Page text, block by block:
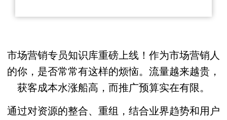
市场营销专员知识库重磅上线！作为市场营销人
的你，是否常常有这样的烦恼。流量越来越贵，
获客成本水涨船高，而推广预算实在有限。
通过对资源的整合、重组，结合业界趋势和用户